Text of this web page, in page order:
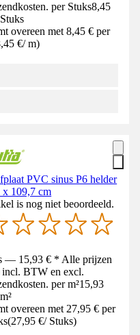
per Stuks8,45
Stuks
overeen met 8,45 € per
€/ m)
PVC sinus P6 helder
x 109,7 cm
is nog niet beoordeeld.
— 15,93 € * Alle prijzen
BTW en excl.
per m²15,93
m²
overeen met 27,95 € per
(27,95 €/ Stuks)